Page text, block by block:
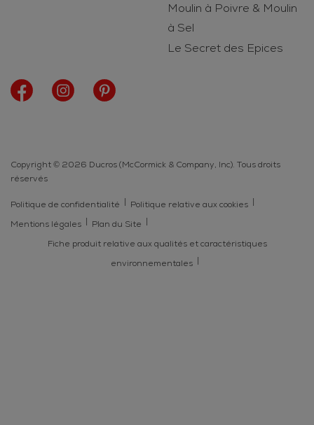
Moulin à Poivre & Moulin
à Sel
Le Secret des Epices
Copyright © 2026 Ducros (McCormick & Company, Inc). Tous droits
réservés
Politique de confidentialité
Politique relative aux cookies
Mentions légales
Plan du Site
Fiche produit relative aux qualités et caractéristiques
environnementales